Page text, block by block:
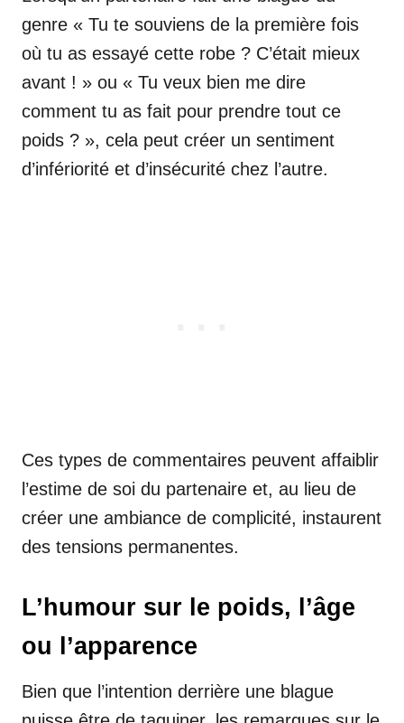
genre « Tu te souviens de la première fois
où tu as essayé cette robe ? C’était mieux
avant ! » ou « Tu veux bien me dire
comment tu as fait pour prendre tout ce
poids ? », cela peut créer un sentiment
d’infériorité et d’insécurité chez l’autre.
Ces types de commentaires peuvent affaiblir
l’estime de soi du partenaire et, au lieu de
créer une ambiance de complicité, instaurent
des tensions permanentes.
L’humour sur le poids, l’âge
ou l’apparence
Bien que l’intention derrière une blague